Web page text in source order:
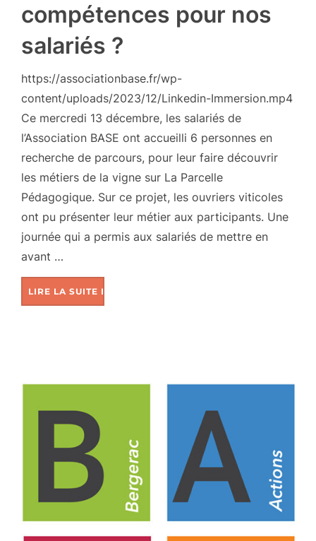
compétences pour nos
salariés ?
https://associationbase.fr/wp-
content/uploads/2023/12/Linkedin-Immersion.mp4
Ce mercredi 13 décembre, les salariés de
l’Association BASE ont accueilli 6 personnes en
recherche de parcours, pour leur faire découvrir
les métiers de la vigne sur La Parcelle
Pédagogique. Sur ce projet, les ouvriers viticoles
ont pu présenter leur métier aux participants. Une
journée qui a permis aux salariés de mettre en
avant …
LIRE LA SUITE DE